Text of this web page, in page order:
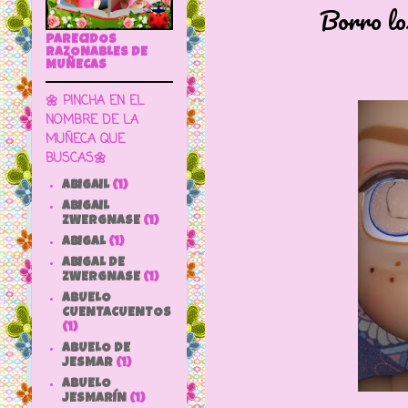
Borro
PARECIDOS
RAZONABLES DE
MUÑECAS
🌼 PINCHA EN EL
NOMBRE DE LA
MUÑECA QUE
BUSCAS🌼
ABIGAIL (1)
ABIGAIL
ZWERGNASE (1)
ABIGAL (1)
ABIGAL DE
ZWERGNASE (1)
ABUELO
CUENTACUENTOS
(1)
ABUELO DE
JESMAR (1)
ABUELO
JESMARÍN (1)